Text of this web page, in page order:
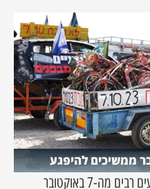
המוסד לביטוח לאומי כופה על נפגעים רבים מה-7 באוקטובר